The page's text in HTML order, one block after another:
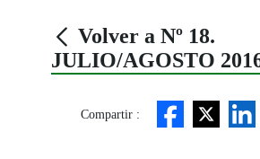
Volver a Nº 18.
JULIO/AGOSTO
Compartir :